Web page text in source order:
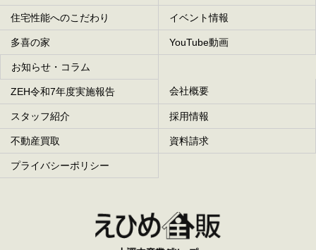
住宅性能へのこだわり イベント情報
多喜の家 YouTube動画
お知らせ・コラム
ZEH令和7年度実施報告 会社概要
スタッフ紹介 採用情報
不動産買取 資料請求
プライバシーポリシー